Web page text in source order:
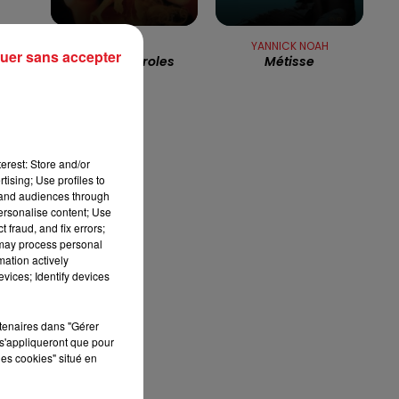
RDL & VOUS
Paroles Paroles
YANNICK NOAH
Métisse
Store and/or
Use profiles to
audiences through
content; Use
fraud, and fix errors;
process personal
actively
Identify devices
dans "Gérer
que pour
cookies" situé en
sans accepter